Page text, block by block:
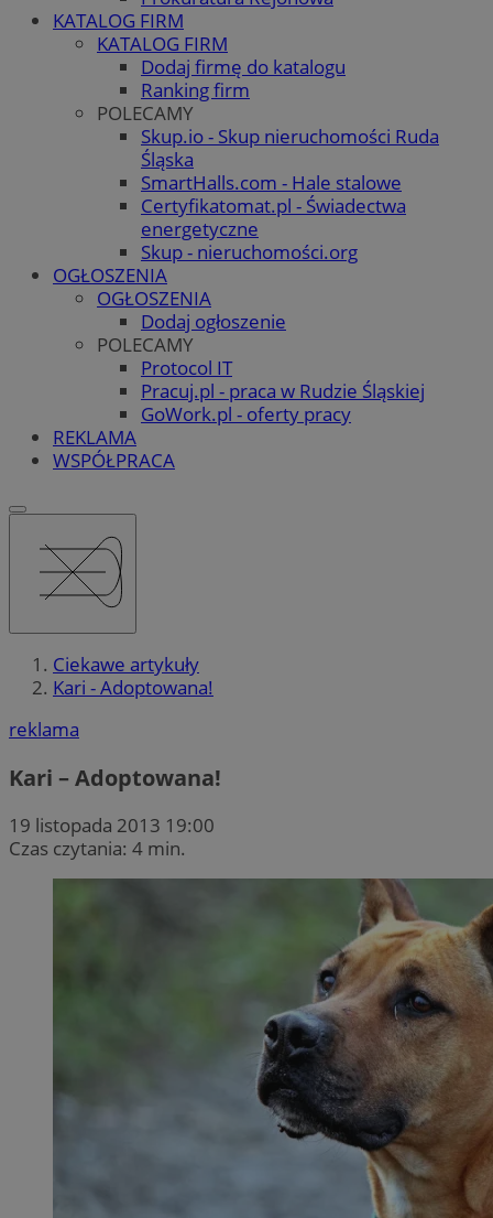
KATALOG FIRM
KATALOG FIRM
Dodaj firmę do katalogu
Ranking firm
POLECAMY
Skup.io - Skup nieruchomości Ruda
Śląska
SmartHalls.com - Hale stalowe
Certyfikatomat.pl - Świadectwa
energetyczne
Skup - nieruchomości.org
OGŁOSZENIA
OGŁOSZENIA
Dodaj ogłoszenie
POLECAMY
Protocol IT
Pracuj.pl - praca w Rudzie Śląskiej
GoWork.pl - oferty pracy
REKLAMA
WSPÓŁPRACA
Ciekawe artykuły
Kari - Adoptowana!
reklama
Kari – Adoptowana!
19 listopada 2013 19:00
Czas czytania: 4 min.